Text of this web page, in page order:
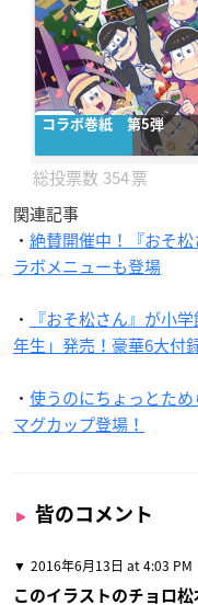
コラボ巻紙 第5弾
354
関連記事
・ 絶賛開催中！『おそ
ラボメニューも登場
・
『おそ松さん』が小
年生」発売！豪華6大付
・ 使うのにちょっとた
マグカップ登場！
皆のコメント
2016年6月13日 at 4:03 PM
このイラストのチョロ松